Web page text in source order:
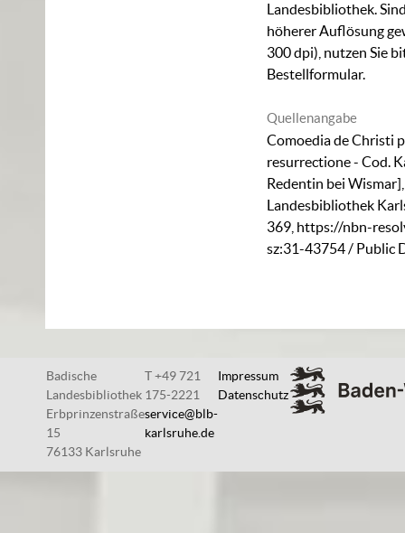
Landesbibliothek.
höherer Auflösung
300 dpi), nutzen Sie
Bestellformular.
Quellenangabe
Comoedia de Christi
resurrectione - Cod.
Redentin bei
Landesbibliothek
369 https://nbn-
sz:31-43754/ Public
Badische
Landesbibliothek
Erbprinzenstraße
15
76133 Karlsruhe
T +49 721
175-2221
service@blb-
karlsruhe.de
Impressum
Datenschutz